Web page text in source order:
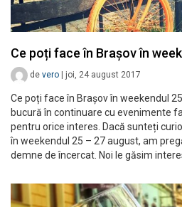
Ce poți face în Brașov în
de vero joi, 24 august 2017
Ce poți face în Brașov în weekendul
bucură în continuare cu evenimente
pentru orice interes. Dacă sunteți
în weekendul 25 – 27 august, am
demne de încercat. Noi le găsim